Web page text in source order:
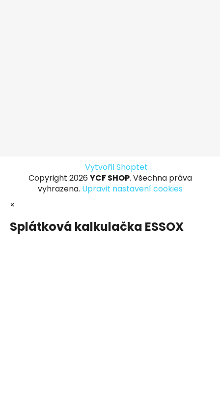
Vytvořil Shoptet
Copyright 2026 YCF SHOP. Všechna práva
vyhrazena. Upravit nastavení cookies
×
Splátková kalkulačka ESSOX